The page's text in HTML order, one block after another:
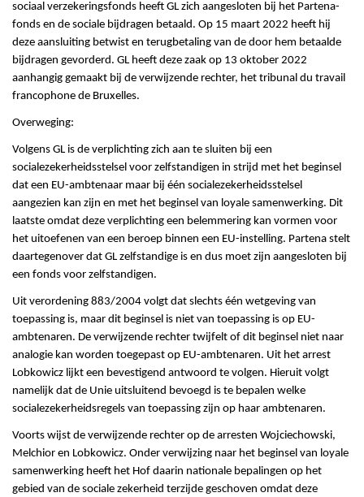
sociaal verzekeringsfonds heeft GL zich aangesloten bij het Partena-
fonds en de sociale bijdragen betaald. Op 15 maart 2022 heeft hij
deze aansluiting betwist en terugbetaling van de door hem betaalde
bijdragen gevorderd. GL heeft deze zaak op 13 oktober 2022
aanhangig gemaakt bij de verwijzende rechter, het tribunal du travail
francophone de Bruxelles.
Overweging:
Volgens GL is de verplichting zich aan te sluiten bij een
socialezekerheidsstelsel voor zelfstandigen in strijd met het beginsel
dat een EU-ambtenaar maar bij één socialezekerheidsstelsel
aangezien kan zijn en met het beginsel van loyale samenwerking. Dit
laatste omdat deze verplichting een belemmering kan vormen voor
het uitoefenen van een beroep binnen een EU-instelling. Partena stelt
daartegenover dat GL zelfstandige is en dus moet zijn aangesloten bij
een fonds voor zelfstandigen.
Uit verordening 883/2004 volgt dat slechts één wetgeving van
toepassing is, maar dit beginsel is niet van toepassing is op EU-
ambtenaren. De verwijzende rechter twijfelt of dit beginsel niet naar
analogie kan worden toegepast op EU-ambtenaren. Uit het arrest
Lobkowicz lijkt een bevestigend antwoord te volgen. Hieruit volgt
namelijk dat de Unie uitsluitend bevoegd is te bepalen welke
socialezekerheidsregels van toepassing zijn op haar ambtenaren.
Voorts wijst de verwijzende rechter op de arresten Wojciechowski,
Melchior en Lobkowicz. Onder verwijzing naar het beginsel van loyale
samenwerking heeft het Hof daarin nationale bepalingen op het
gebied van de sociale zekerheid terzijde geschoven omdat deze